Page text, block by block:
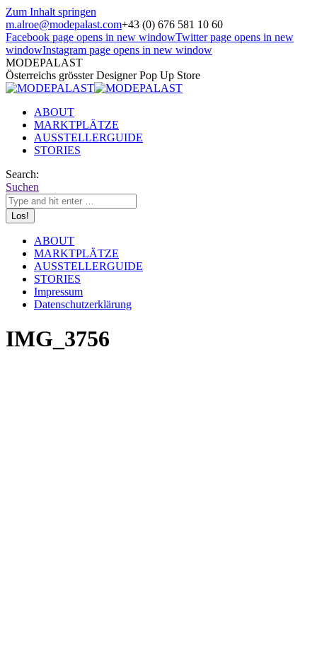
Zum Inhalt springen
m.alroe@modepalast.com+43 (0) 676 581 10 60
Facebook page opens in new windowTwitter page opens in new
windowInstagram page opens in new window
MODEPALAST
Österreichs grösster Designer Pop Up Store
ABOUT
MARKTPLÄTZE
AUSSTELLERGUIDE
STORIES
Search:
Suchen
ABOUT
MARKTPLÄTZE
AUSSTELLERGUIDE
STORIES
Impressum
Datenschutzerklärung
IMG_3756